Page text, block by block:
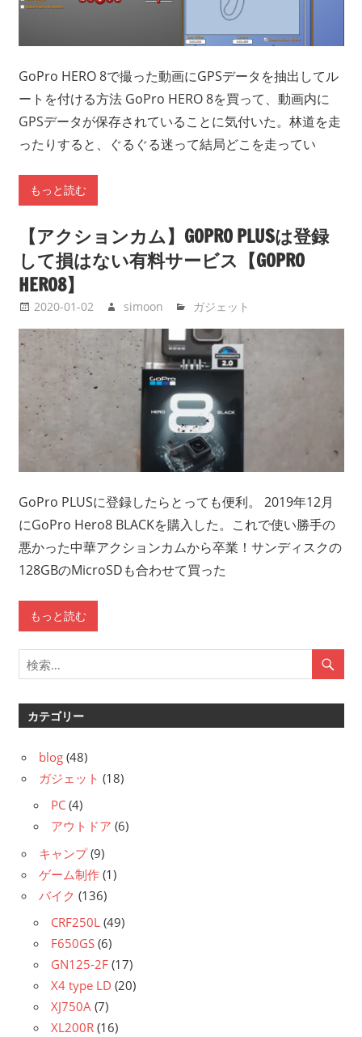
GoPro HERO 8で撮った動画にGPSデータを抽出してル
ートを付ける方法 GoPro HERO 8を買って、動画内に
GPSデータが保存されていることに気付いた。林道を走
ったりすると、ぐるぐる迷って結局どこを走ってい
もっと読む
【アクションカム】GOPRO PLUSは登録
して損はない有料サービス【GOPRO
HERO8】
2020-01-02 simoon ガジェット
GoPro PLUSに登録したらとっても便利。 2019年12月
にGoPro Hero8 BLACKを購入した。これで使い勝手の
悪かった中華アクションカムから卒業！サンディスクの
128GBのMicroSDも合わせて買った
もっと読む
カテゴリー
blog (48)
ガジェット (18)
PC (4)
アウトドア (6)
キャンプ(9)
ゲーム制作 (1)
バイク (136)
CRF250L (49)
F650GS (6)
GN125-2F (17)
X4 type LD (20)
XJ750A (7)
XL200R (16)